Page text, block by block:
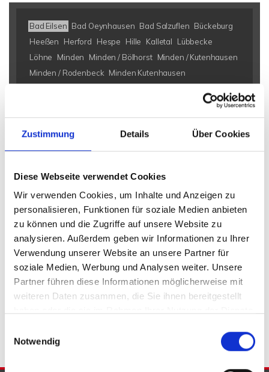
Zustimmung Details Über Cookies
Diese Webseite verwendet Cookies
Wir verwenden Cookies, um Inhalte und Anzeigen zu
personalisieren, Funktionen für soziale Medien anbieten
zu können und die Zugriffe auf unsere Website zu
analysieren. Außerdem geben wir Informationen zu Ihrer
Verwendung unserer Website an unsere Partner für
soziale Medien, Werbung und Analysen weiter. Unsere
Partner führen diese Informationen möglicherweise mit
weiteren Daten zusammen, die Sie ihnen bereitgestellt
Notwendig
Bad Eilsen Bad Oeynhausen Bad Salzuflen Bückeburg
Heeßen
Herford Hespe Hille Kalletal
Lübbecke
Löhne
Minden Minden / Bölhorst Minden / Kutenhausen
Minden / Rodenbeck Minden Kutenhausen
Petershagen / Friedewalde Porta Westfalica
Porta Westfalica / Barkhausen
Porta Westfalica / Eisbergen
Porta Westfalica / Neesen
Porta Westfalica / Veltheim
Porta Westfalica / Vennebeck Rahden Rinteln Vlotho
Eigentumswohnungen Bad Eilsen
Eigentumswohnung Bad
Eilsen
Wohnungen Bad Eilsen
suche Bad Eilsen
Wohnungsanzeigen Bad Eilsen
Wohnung Bad Eilsen
kaufen
Bad Eilsen
Immobilie Bad Eilsen
Immobilien Bad Eilsen